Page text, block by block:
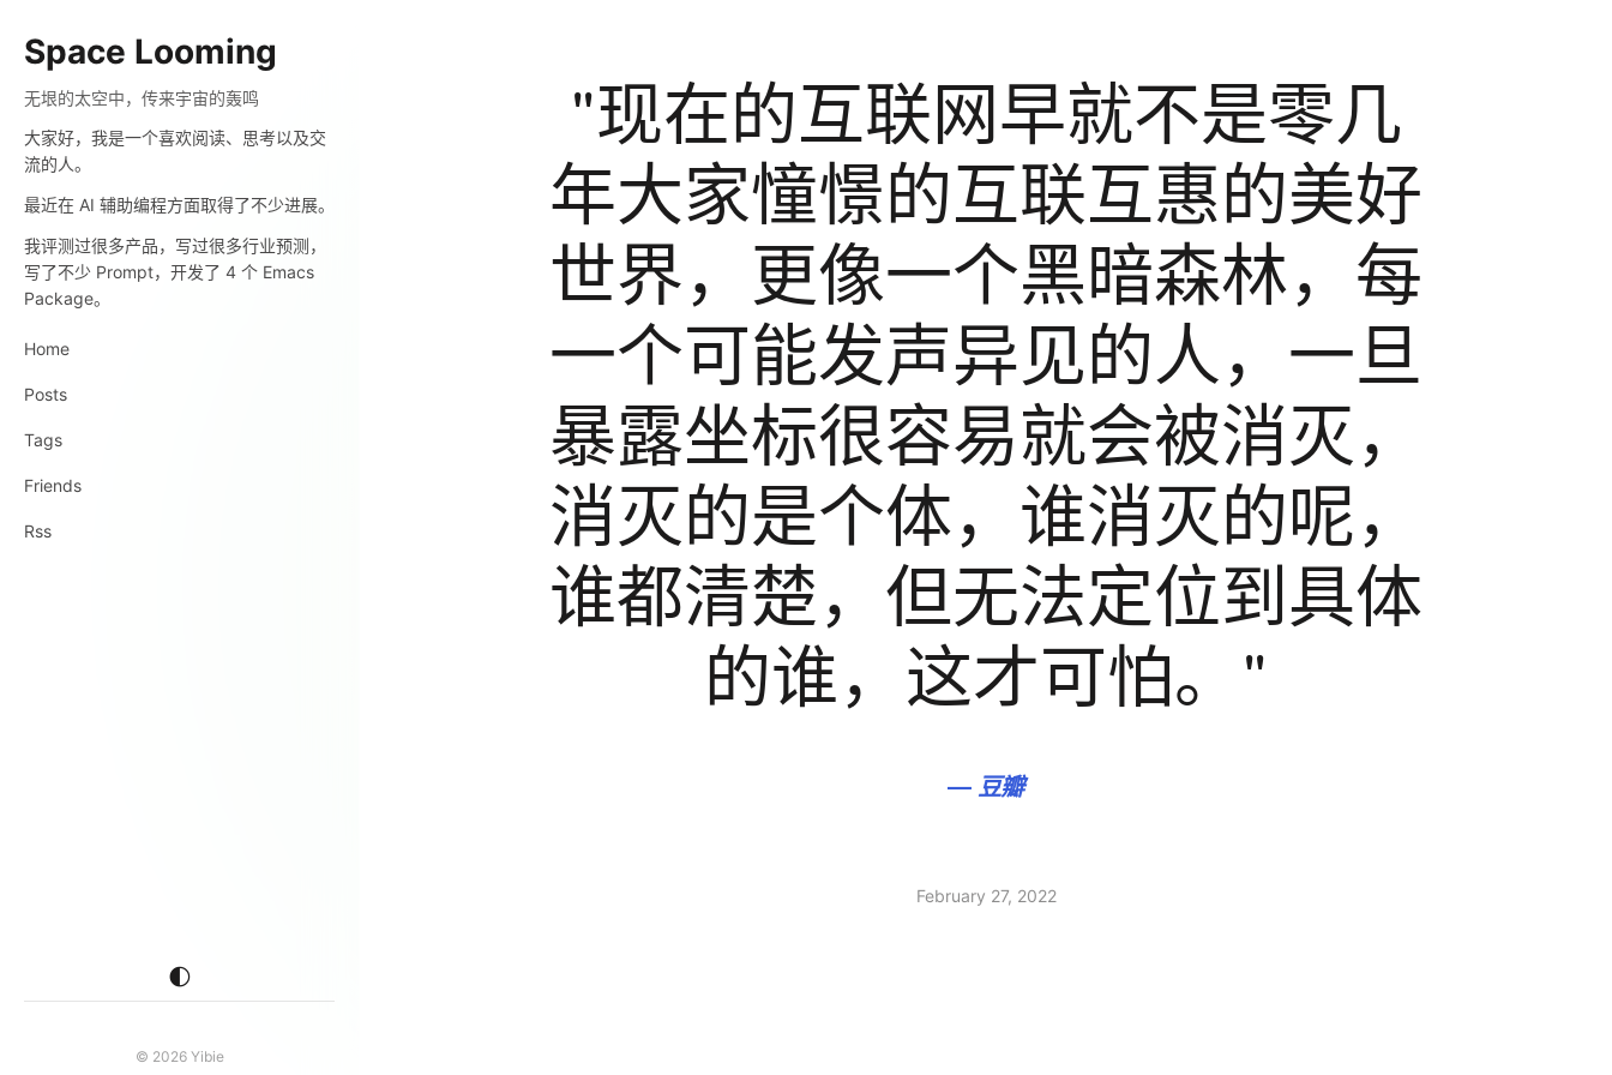
Space Looming
无垠的太空中，传来宇宙的轰鸣
大家好，我是一个喜欢阅读、思考以及交
流的人。
最近在 AI 辅助编程方面取得了不少进展。
我评测过很多产品，写过很多行业预测，
写了不少 Prompt，开发了 4 个 Emacs
Package。
Home
Posts
Tags
Friends
Rss
🌓
© 2026 Yibie
"现在的互联网早就不是零几
年大家憧憬的互联互惠的美好
世界，更像一个黑暗森林，每
一个可能发声异见的人，一旦
暴露坐标很容易就会被消灭，
消灭的是个体，谁消灭的呢，
谁都清楚，但无法定位到具体
的谁，这才可怕。"
— 豆瓣
February 27, 2022